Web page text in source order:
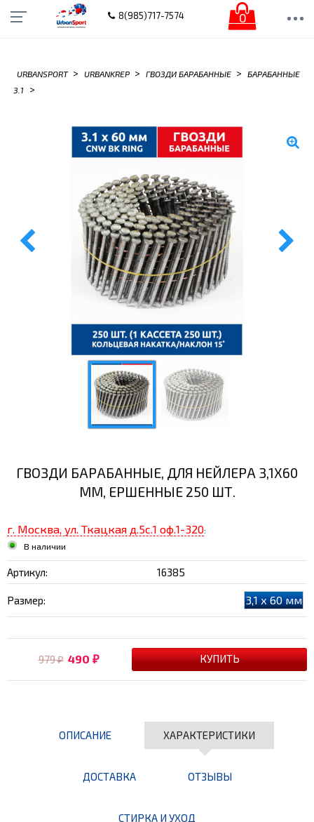
8(985)717-7574 0
URBANSPORT > URBANKREP > ГВОЗДИ БАРАБАННЫЕ >
БАРАБАННЫЕ
3.1
>
ГВОЗДИ БАРАБАННЫЕ, ДЛЯ НЕЙЛЕРА 3,1Х60
ММ, ЕРШЕННЫЕ 250 ШТ.
г. Москва, ул. Ткацкая д.5с.1 оф.1-320:
В наличии
Артикул: 16385
Размер: 3,1 х 60 мм
979₽ 490 ₽
ОПИСАНИЕ ХАРАКТЕРИСТИКИ
ДОСТАВКА ОТЗЫВЫ
СТИРКА И УХОД